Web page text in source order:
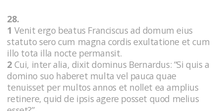
28.
1 Venit ergo beatus Franciscus ad domum eius
statuto sero cum magna cordis exultatione et cum
illo tota illa nocte permansit.
2 Cui, inter alia, dixit dominus Bernardus: “Si quis a
domino suo haberet multa vel pauca quae
tenuisset per multos annos et nollet ea amplius
retinere, quid de ipsis agere posset quod melius